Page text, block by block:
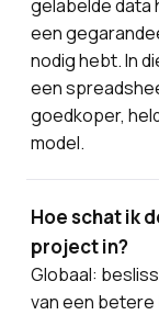
gelabelde data
een
nodig hebt. In
een
goedkoper,
model.
Hoe schat ik
project in?
Globaal:
van een betere